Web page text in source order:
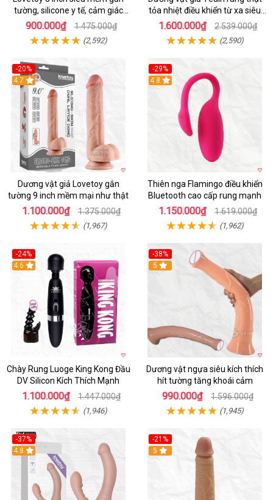
tường, silicone y tế, cảm giác
thật
900.000₫ 1.475.000₫
(2,592)
tỏa nhiệt điều khiển từ xa siêu
HOT
1.600.000₫ 2.539.000₫
(2,590)
-20%
Hot
4.7
Dương vật giả Lovetoy gắn
tường 9 inch mềm mại như thật
1.100.000₫ 1.375.000₫
(1,967)
-29%
Hot
4.8
Thiên nga Flamingo điều khiển
Bluetooth cao cấp rung mạnh
1.150.000₫ 1.619.000₫
(1,962)
-24%
4.6
Chày Rung Luoge King Kong Đầu
DV Silicon Kích Thích Mạnh
1.100.000₫ 1.447.000₫
(1,946)
-38%
Hot
5
Dương vật ngựa siêu kích thích
hít tường tăng khoái cảm
990.000₫ 1.596.000₫
(1,945)
-37%
Hot
4.8
-21%
Hot
5